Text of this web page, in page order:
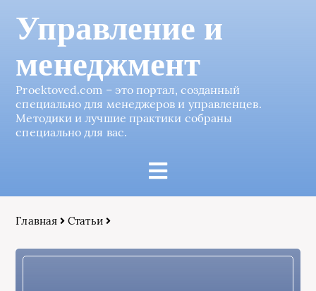
Управление и
менеджмент
Proektoved.com – это портал, созданный
специально для менеджеров и управленцев.
Методики и лучшие практики собраны
специально для вас.
Главная Статьи